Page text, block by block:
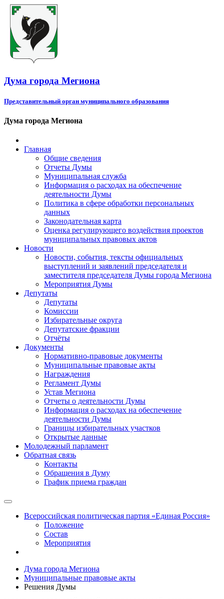
Дума города Мегиона
Представительный орган муниципального образования
Дума города Мегиона
Главная
Общие сведения
Отчеты Думы
Муниципальная служба
Информация о расходах на обеспечение
деятельности Думы
Политика в сфере обработки персональных
данных
Законодательная карта
Оценка регулирующего воздействия проектов
муниципальных правовых актов
Новости
Новости, события, тексты официальных
выступлений и заявлений председателя и
заместителя председателя Думы города Мегиона
Мероприятия Думы
Депутаты
Депутаты
Комиссии
Избирательные округа
Депутатские фракции
Отчёты
Документы
Нормативно-правовые документы
Муниципальные правовые акты
Награждения
Регламент Думы
Устав Мегиона
Отчеты о деятельности Думы
Информация о расходах на обеспечение
деятельности Думы
Границы избирательных участков
Открытые данные
Молодежный парламент
Обратная связь
Контакты
Обращения в Думу
График приема граждан
Всероссийская политическая партия «Единая Россия»
Положение
Состав
Мероприятия
Дума города Мегиона
Муниципальные правовые акты
Решения Думы